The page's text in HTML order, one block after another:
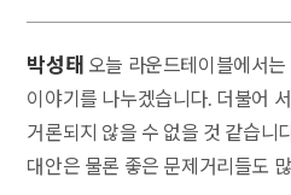
박성태 오늘 라운드테이블에서
이야기를 나누겠습니다. 더불어
거론되지 않을 수 없을 것 같습니
대안은 물론 좋은 문제거리들도